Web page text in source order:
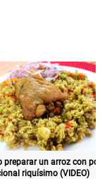
preparar un arroz con pollo
riquísimo (VIDEO)